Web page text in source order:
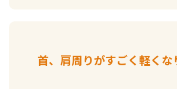
首、肩周りがすごく軽くな